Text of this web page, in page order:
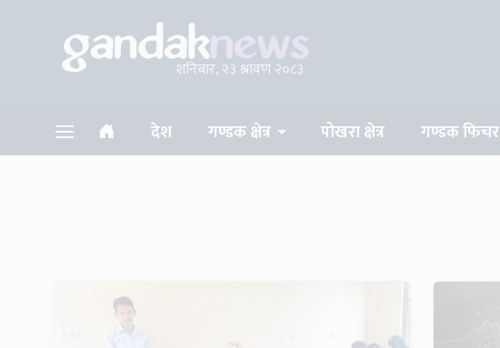
शनिबार, २३ श्रावण २०८३
देश गण्डक क्षेत्र पोखरा क्षेत्र गण्डक फिचर